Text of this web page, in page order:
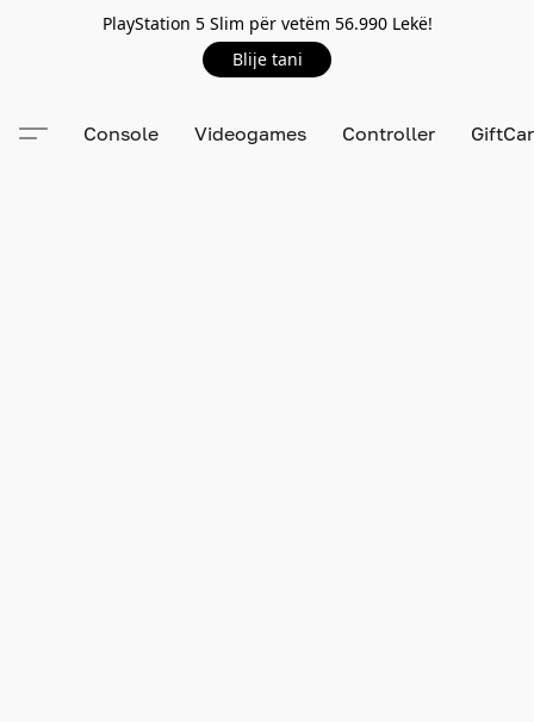
PlayStation 5 Slim për vetëm 56.990 Lekë!
Blije tani
Console Videogames Controller